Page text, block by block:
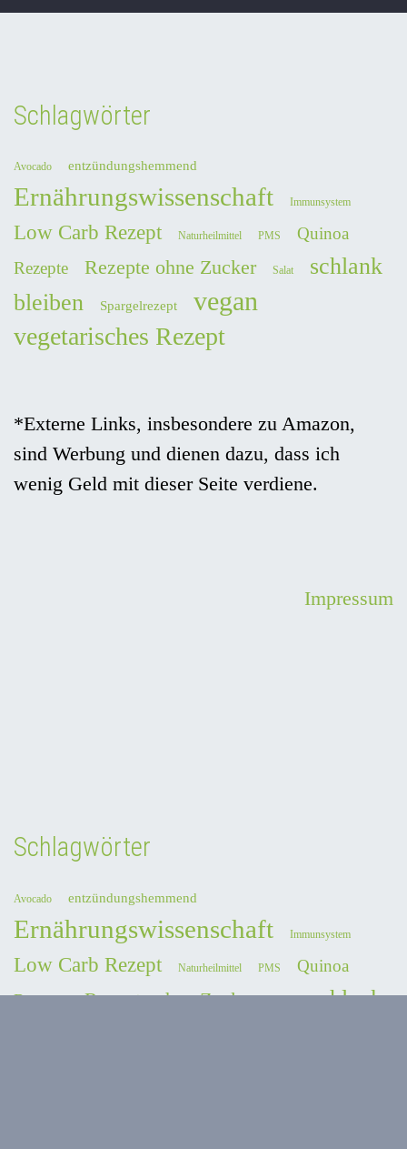
Schlagwörter
Avocado entzündungshemmend
Ernährungswissenschaft Immunsystem
Low Carb Rezept Naturheilmittel PMS
Quinoa
Rezepte
Rezepte ohne Zucker Salat
schlank
bleiben
Spargelrezept vegan
vegetarisches Rezept
*Externe Links, insbesondere zu Amazon,
sind Werbung und dienen dazu, dass ich
wenig Geld mit dieser Seite verdiene.
Impressum
Schlagwörter
Avocado entzündungshemmend
Ernährungswissenschaft Immunsystem
Low Carb Rezept Naturheilmittel PMS
Quinoa
Rezepte
Rezepte ohne Zucker
schlank